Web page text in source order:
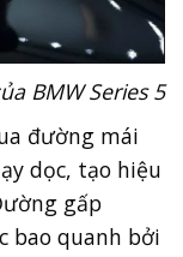
BMW Series 5
đường mái
dọc, tạo hiệu
gấp
quanh bởi
số "5" dập nổi